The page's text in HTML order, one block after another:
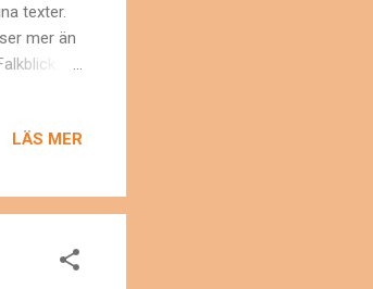
texter.
mer än
ändå,
LÄS MER